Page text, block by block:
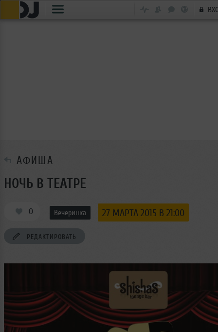
АФИША
НОЧЬ В ТЕАТРЕ
0 Вечеринка 27 МАРТА 2015 В 21:00
РЕДАКТИРОВАТЬ